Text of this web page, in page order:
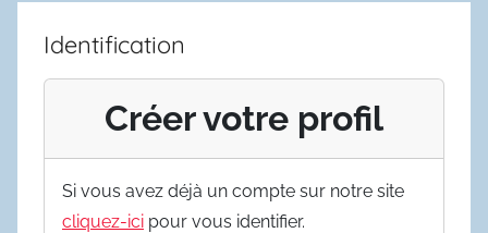
Identification
Créer votre profil
Si vous avez déjà un compte sur notre site
cliquez-ici pour vous identifier.